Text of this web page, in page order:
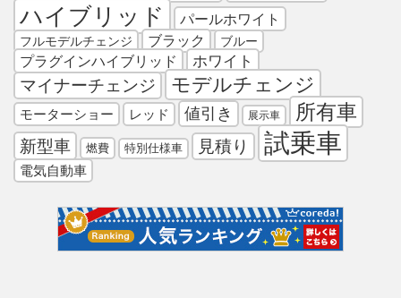
ハイブリッド パールホワイト
フルモデルチェンジ ブラック ブルー
プラグインハイブリッド ホワイト
マイナーチェンジ モデルチェンジ
モーターショー レッド 値引き 展示車 所有車
新型車 燃費 特別仕様車 見積り 試乗車
電気自動車